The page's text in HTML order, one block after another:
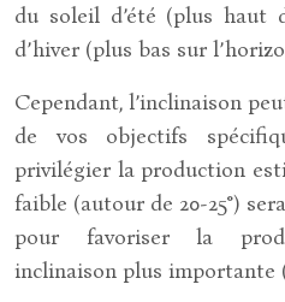
du soleil d’été (plus
d’hiver (plus bas sur
Cependant, l’inclinaison
de vos objectifs
privilégier la production
faible (autour de 20-25°)
pour favoriser la
inclinaison plus importante